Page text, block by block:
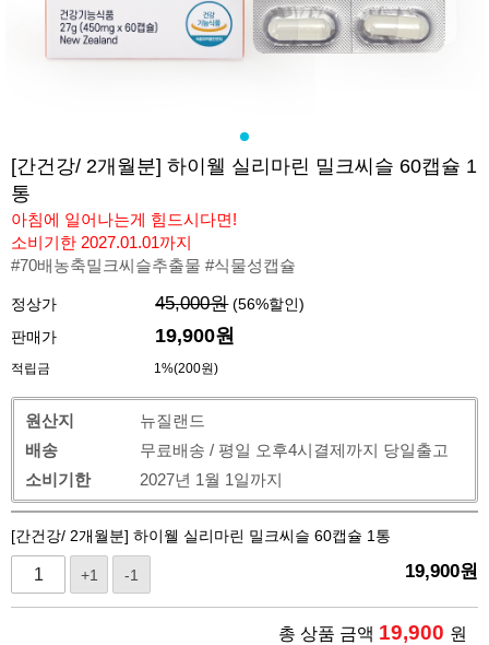
[간건강/ 2개월분] 하이웰 실리마린 밀크씨슬 60캡슐 1
통
아침에 일어나는게 힘드시다면!
소비기한 2027.01.01까지
#70배농축밀크씨슬추출물 #식물성캡슐
정상가 45,000원 (56%할인)
판매가
19,900원
적립금 1%(200원)
원산지
뉴질랜드
배송
무료배송 / 평일 오후4시결제까지 당일출고
소비기한
2027년 1월 1일까지
[간건강/ 2개월분] 하이웰 실리마린 밀크씨슬 60캡슐 1통
+1 -1 19,900원
총 상품 금액 19,900 원